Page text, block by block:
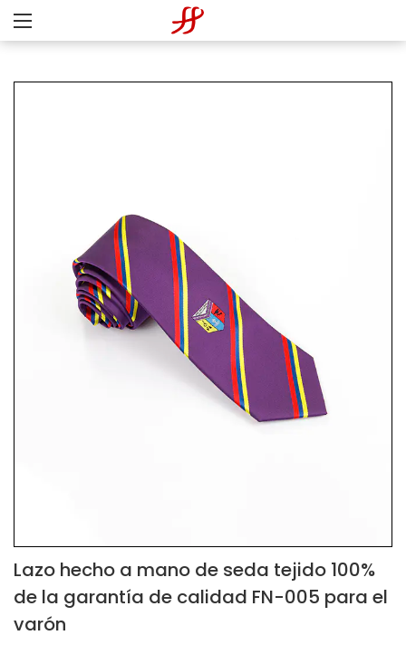
Lazo hecho a mano de seda tejido 100%
de la garantía de calidad FN-005 para el
varón